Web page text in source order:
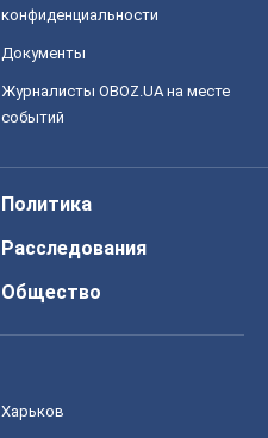
конфиденциальности
Документы
Журналисты OBOZ.UA на месте
событий
Политика
Расследования
Общество
Харьков